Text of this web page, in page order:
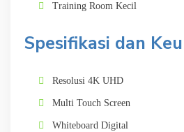
Training Room Kecil
Spesifikasi dan
Resolusi 4K UHD
Multi Touch Screen
Whiteboard Digital